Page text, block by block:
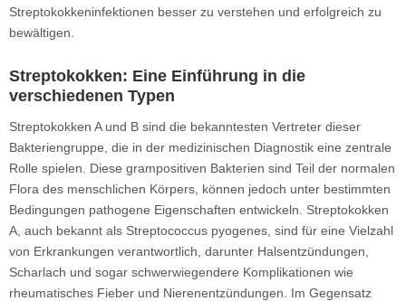
Streptokokkeninfektionen besser zu verstehen und erfolgreich zu
bewältigen.
Streptokokken: Eine Einführung in die
verschiedenen Typen
Streptokokken A und B sind die bekanntesten Vertreter dieser
Bakteriengruppe, die in der medizinischen Diagnostik eine zentrale
Rolle spielen. Diese grampositiven Bakterien sind Teil der normalen
Flora des menschlichen Körpers, können jedoch unter bestimmten
Bedingungen pathogene Eigenschaften entwickeln. Streptokokken
A, auch bekannt als Streptococcus pyogenes, sind für eine Vielzahl
von Erkrankungen verantwortlich, darunter Halsentzündungen,
Scharlach und sogar schwerwiegendere Komplikationen wie
rheumatisches Fieber und Nierenentzündungen. Im Gegensatz